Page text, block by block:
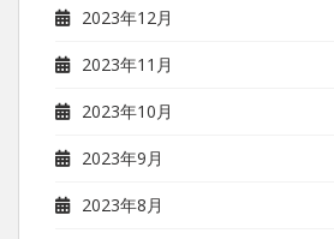
2023年12月
2023年11月
2023年10月
2023年9月
2023年8月